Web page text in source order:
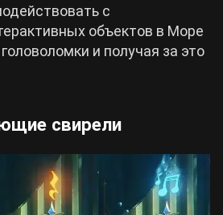
с
объектов в Море
и получая за это
свирели